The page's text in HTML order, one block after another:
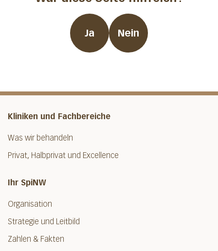
Ja Nein
Kliniken und Fachbereiche
Was wir behandeln
Privat, Halbprivat und Excellence
Ihr SpiNW
Organisation
Strategie und Leitbild
Zahlen & Fakten